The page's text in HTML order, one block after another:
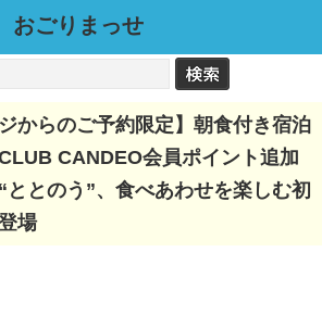
おごりまっせ
からのご予約限定】朝食付き宿泊
CANDEO会員ポイント追加
ととのう”、食べあわせを楽しむ初
場